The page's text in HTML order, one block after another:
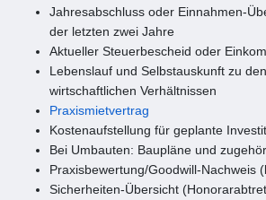
Jahresabschluss oder Einnahmen-
der letzten zwei Jahre
Aktueller Steuerbescheid oder
Lebenslauf und Selbstauskunft zu
wirtschaftlichen Verhältnissen
Praxismietvertrag
Kostenaufstellung für geplante
Bei Umbauten: Baupläne und
Praxisbewertung/Goodwill-Nachweis
Sicherheiten-Übersicht